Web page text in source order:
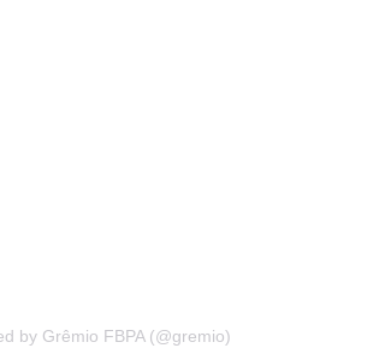
by Grêmio FBPA (@gremio)